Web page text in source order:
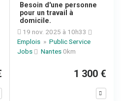
Besoin d'une personne
pour un travail à
domicile.
19 nov. 2025 à 10h33
Emplois » Public Service
Jobs
Nantes 0km
1 300 €